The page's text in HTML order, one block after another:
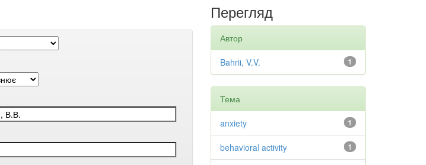
Перегляд
Автор
1
Bahrii, V.V.
Тема
1
anxiety
1
behavioral activity